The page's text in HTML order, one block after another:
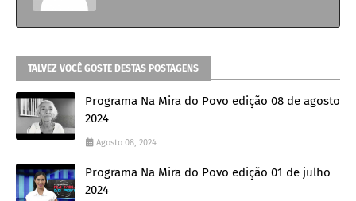
TALVEZ VOCÊ GOSTE DESTAS POSTAGENS
Programa Na Mira do Povo edição 08 de agosto
2024
Agosto 08, 2024
Programa Na Mira do Povo edição 01 de julho
2024